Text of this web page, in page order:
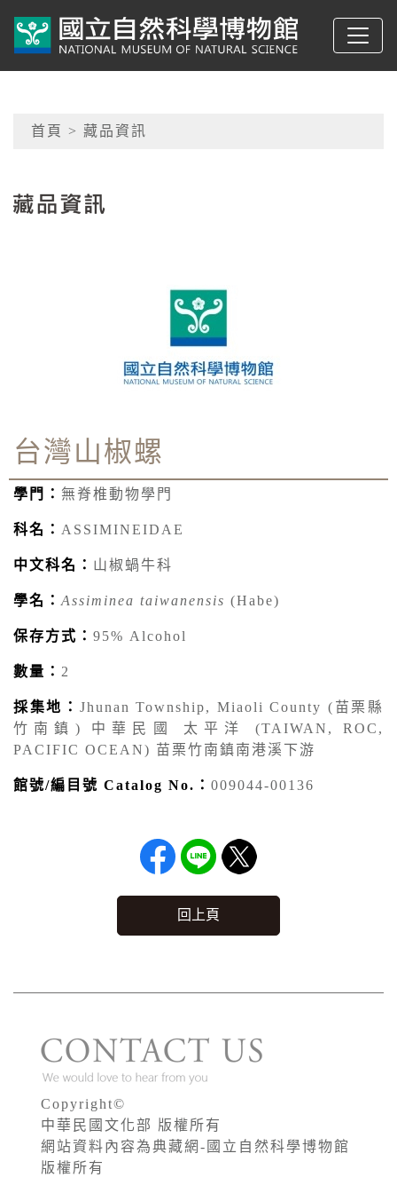
典藏網-國立自然科學
網頁導覽
首頁 > 藏品資訊
台灣山椒螺
學門： 無脊椎動物學門
科名： ASSIMINEIDAE
中文科名： 山椒蝸牛科
學名： Assiminea taiwanensis (Habe)
保存方式： 95% Alcohol
數量： 2
採集地： Jhunan Township, Miaoli County (苗栗縣
竹南鎮) 中華民國 太平洋 (TAIWAN, ROC,
PACIFIC OCEAN) 苗栗竹南鎮南港溪下游
館號/編目號 Catalog No.： 009044-00136
回上頁
Copyright©
中華民國文化部 版權所有
網站資料內容為典藏網-國立自然科學博物館
版權所有